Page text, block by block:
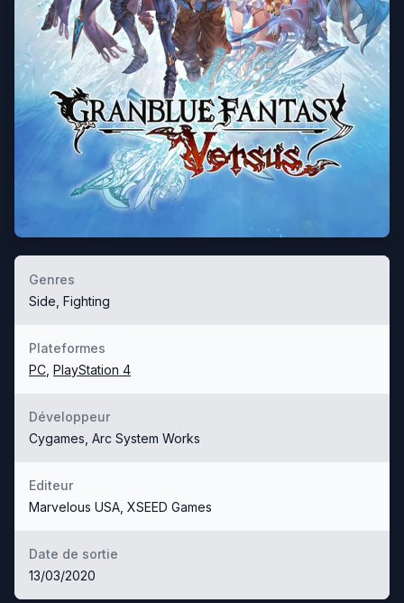
Genres
Side, Fighting
Plateformes
PC PlayStation 4
Développeur
Cygames, Arc System Works
Editeur
Marvelous USA, XSEED Games
Date de sortie
13/03/2020